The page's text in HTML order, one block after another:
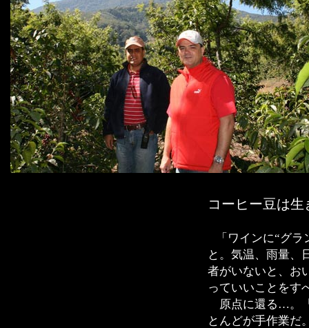
コーヒー豆は
「ワインに“グ
と。気温、雨量、
者がいないと、お
っていいことをす
原点に還る…。
とんどが手作業だ